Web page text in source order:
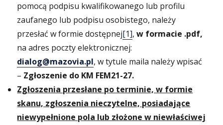
pomocą podpisu kwalifikowanego lub profilu
zaufanego lub podpisu osobistego, należy
przesłać w formie dostępnej[1],w formacie .pdf,
na adres poczty elektronicznej:
dialog@mazovia.pl, w tytule maila należy wpisać
– Zgłoszenie do KM FEM21-27.
Zgłoszenia przesłane po terminie, w formie
skanu, zgłoszenia nieczytelne, posiadające
niewypełnione pola lub złożone w niewłaściwej